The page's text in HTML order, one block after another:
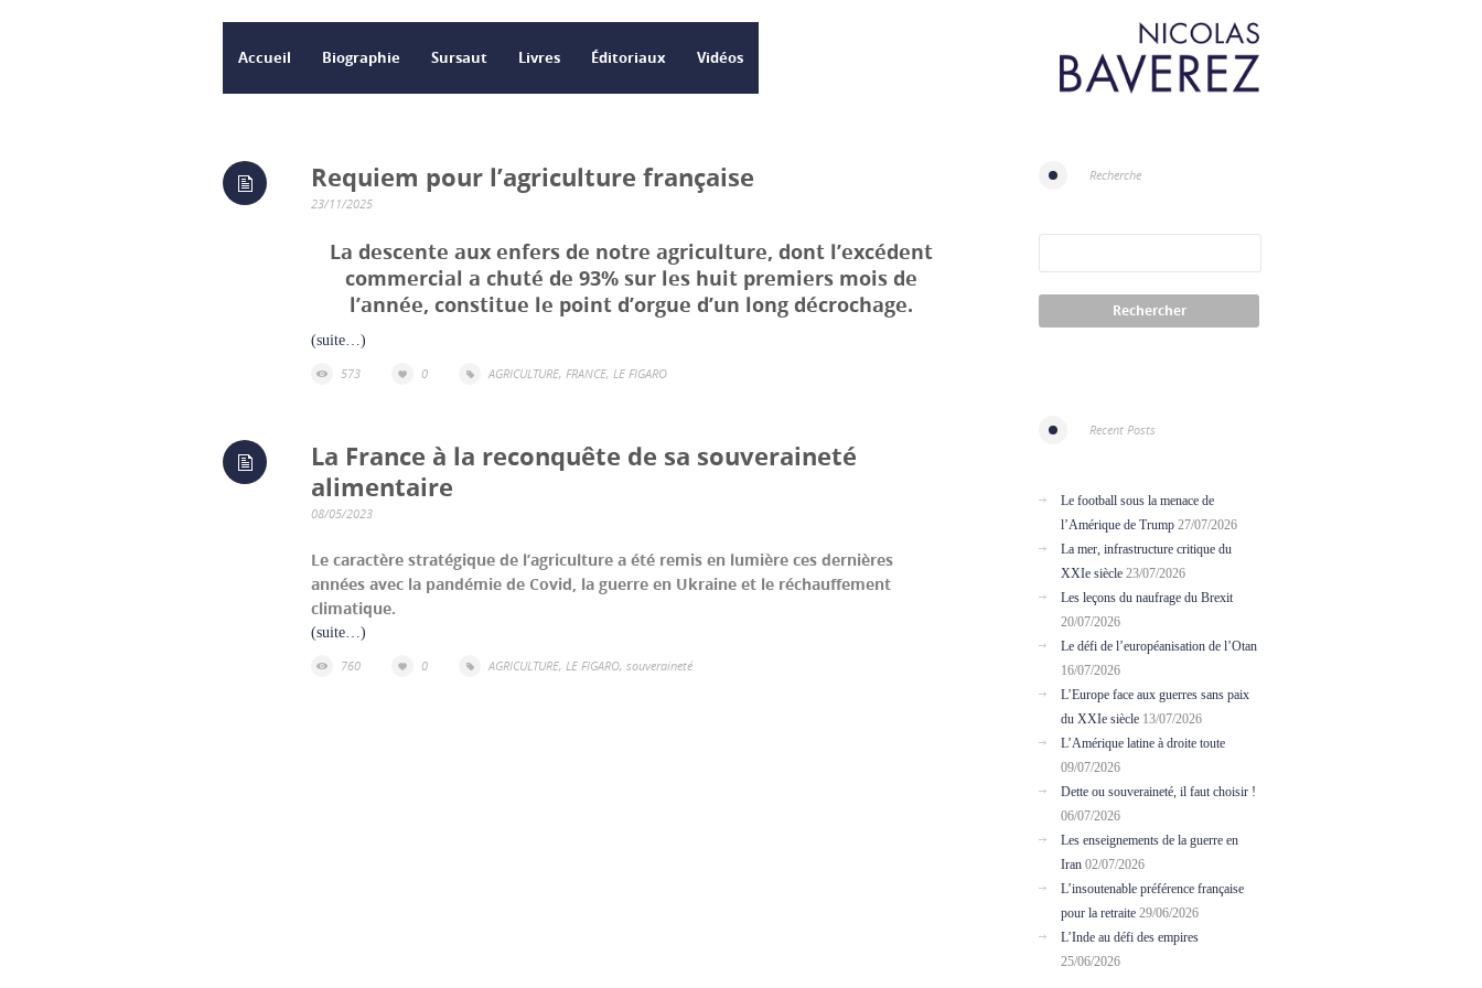
Accueil Biographie Sursaut Livres Éditoriaux Vidéos
Requiem pour l’agriculture française
23/11/2025
La descente aux enfers de notre agriculture, dont l’excédent
commercial a chuté de 93% sur les huit premiers mois de
l’année, constitue le point d’orgue d’un long décrochage.
(suite…)
573
0 AGRICULTURE, FRANCE, LE FIGARO
La France à la reconquête de sa souveraineté
alimentaire
08/05/2023
Le caractère stratégique de l’agriculture a été remis en lumière ces dernières
années avec la pandémie de Covid, la guerre en Ukraine et le réchauffement
climatique.
(suite…)
760
0 AGRICULTURE, LE FIGARO, souveraineté
Recherche
Recent Posts
Le football sous la menace de
l’Amérique de Trump 27/07/2026
La mer, infrastructure critique du
XXIe siècle 23/07/2026
Les leçons du naufrage du Brexit
20/07/2026
Le défi de l’européanisation de l’Otan
16/07/2026
L’Europe face aux guerres sans paix
du XXIe siècle 13/07/2026
L’Amérique latine à droite toute
09/07/2026
Dette ou souveraineté, il faut choisir !
06/07/2026
Les enseignements de la guerre en
Iran 02/07/2026
L’insoutenable préférence française
pour la retraite 29/06/2026
L’Inde au défi des empires
25/06/2026